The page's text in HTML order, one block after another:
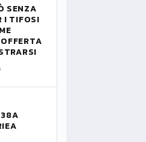
SENZA
I TIFOSI